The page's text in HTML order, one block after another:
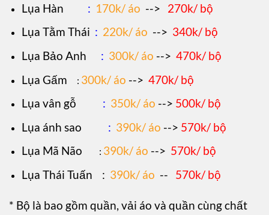
Lụa Hàn : 170k/ áo --> 270k/ bộ
Lụa Tằm Thái : 220k/ áo --> 340k/ bộ
Lụa Bảo Anh
: 300k/ áo --> 470k/ bộ
Lụa Gấm
: 300k/ áo --> 470k/ bộ
Lụa vân gỗ : 350k/ áo --> 500k/ bộ
Lụa ánh sao : 390k/ áo --> 570k/ bộ
Lụa Mã Não
: 390k/ áo --> 570k/ bộ
Lụa Thái Tuấn
: 390k/ áo -- 570k/ bộ
* Bộ là bao gồm quần, vải áo và quần cùng chất